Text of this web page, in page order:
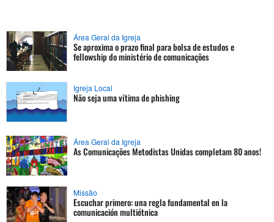
Área Geral da Igreja
Se aproxima o prazo final para bolsa de estudos e
fellowship do ministério de comunicações
Igreja Local
Não seja uma vítima de phishing
Área Geral da Igreja
As Comunicações Metodistas Unidas completam 80 anos!
Missão
Escuchar primero: una regla fundamental en la
comunicación multiétnica